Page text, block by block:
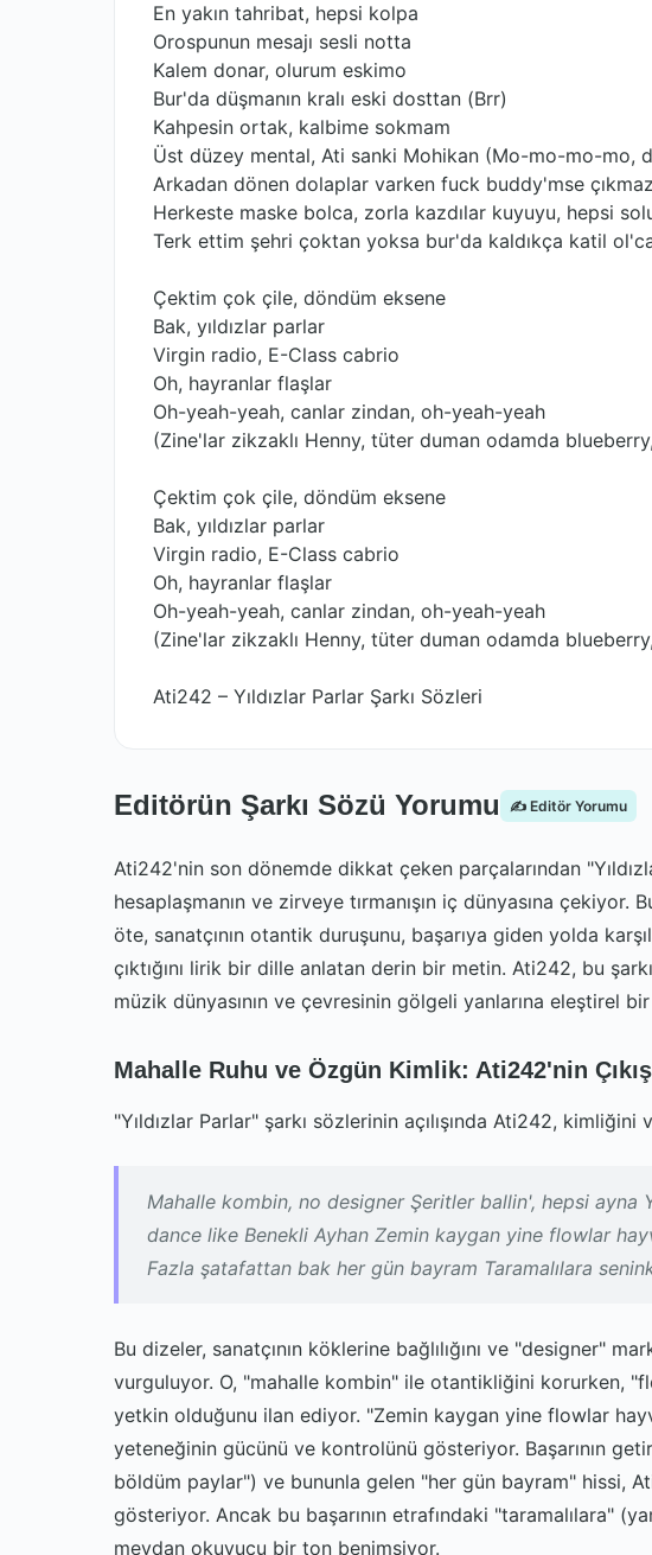
En yakın tahribat, hepsi kolpa
Orospunun mesajı sesli notta
Kalem donar, olurum eskimo
Bur'da düşmanın kralı eski dosttan (Brr)
Kahpesin ortak, kalbime sokmam
Üst düzey mental, Ati sanki Mohikan (Mo-mo-mo-mo,
Arkadan dönen dolaplar varken fuck buddy'mse
Herkeste maske bolca, zorla kazdılar kuyuyu, hepsi
Terk ettim şehri çoktan yoksa bur'da kaldıkça katil
Çektim çok çile, döndüm eksene
Bak, yıldızlar parlar
Virgin radio, E-Class cabrio
Oh, hayranlar flaşlar
Oh-yeah-yeah, canlar zindan, oh-yeah-yeah
(Zine'lar zikzaklı Henny, tüter duman odamda
Çektim çok çile, döndüm eksene
Bak, yıldızlar parlar
Virgin radio, E-Class cabrio
Oh, hayranlar flaşlar
Oh-yeah-yeah, canlar zindan, oh-yeah-yeah
(Zine'lar zikzaklı Henny, tüter duman odamda
Ati242 – Yıldızlar Parlar Şarkı Sözleri
Editörün Şarkı Sözü Yorumu ✍️ Editör Yorumu
Ati242'nin son dönemde dikkat çeken parçalarından
hesaplaşmanın ve zirveye tırmanışın iç dünyasına çekiyor.
öte, sanatçının otantik duruşunu, başarıya giden yolda
çıktığını lirik bir dille anlatan derin bir metin. Ati242, bu
müzik dünyasının ve çevresinin gölgeli yanlarına eleştirel bir
Mahalle Ruhu ve Özgün Kimlik: Ati242'nin
"Yıldızlar Parlar" şarkı sözlerinin açılışında Ati242,
Mahalle kombin, no designer Şeritler ballin', hepsi
dance like Benekli Ayhan Zemin kaygan yine flowlar
Fazla şatafattan bak her gün bayram Taramalılara
Bu dizeler, sanatçının köklerine bağlılığını ve "designer"
vurguluyor. O, "mahalle kombin" ile otantikliğini korurken,
yetkin olduğunu ilan ediyor. "Zemin kaygan yine flowlar
yeteneğinin gücünü ve kontrolünü gösteriyor. Başarının
böldüm paylar") ve bununla gelen "her gün bayram" hissi,
gösteriyor. Ancak bu başarının etrafındaki "taramalılara"
meydan okuyucu bir ton benimsiyor.